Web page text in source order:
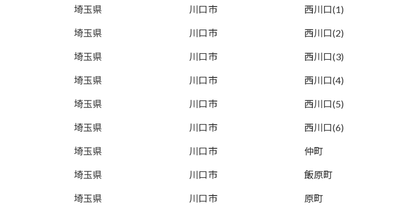
埼玉県 川口市 西川口(1)
埼玉県 川口市 西川口(2)
埼玉県 川口市 西川口(3)
埼玉県 川口市 西川口(4)
埼玉県 川口市 西川口(5)
埼玉県 川口市 西川口(6)
埼玉県 川口市 仲町
埼玉県 川口市 飯原町
埼玉県 川口市 原町